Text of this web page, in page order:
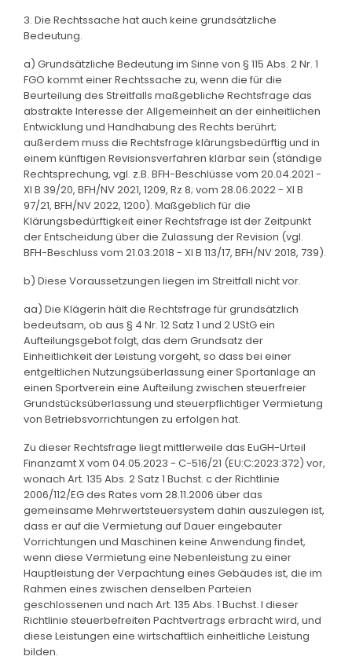
3. Die Rechtssache hat auch keine grundsätzliche
Bedeutung.
a) Grundsätzliche Bedeutung im Sinne von § 115 Abs. 2 Nr. 1
FGO kommt einer Rechtssache zu, wenn die für die
Beurteilung des Streitfalls maßgebliche Rechtsfrage das
abstrakte Interesse der Allgemeinheit an der einheitlichen
Entwicklung und Handhabung des Rechts berührt;
außerdem muss die Rechtsfrage klärungsbedürftig und in
einem künftigen Revisionsverfahren klärbar sein (ständige
Rechtsprechung, vgl. z.B. BFH-Beschlüsse vom 20.04.2021 -
XI B 39/20, BFH/NV 2021, 1209, Rz 8; vom 28.06.2022 - XI B
97/21, BFH/NV 2022, 1200). Maßgeblich für die
Klärungsbedürftigkeit einer Rechtsfrage ist der Zeitpunkt
der Entscheidung über die Zulassung der Revision (vgl.
BFH-Beschluss vom 21.03.2018 - XI B 113/17, BFH/NV 2018, 739).
b) Diese Voraussetzungen liegen im Streitfall nicht vor.
aa) Die Klägerin hält die Rechtsfrage für grundsätzlich
bedeutsam, ob aus § 4 Nr. 12 Satz 1 und 2 UStG ein
Aufteilungsgebot folgt, das dem Grundsatz der
Einheitlichkeit der Leistung vorgeht, so dass bei einer
entgeltlichen Nutzungsüberlassung einer Sportanlage an
einen Sportverein eine Aufteilung zwischen steuerfreier
Grundstücksüberlassung und steuerpflichtiger Vermietung
von Betriebsvorrichtungen zu erfolgen hat.
Zu dieser Rechtsfrage liegt mittlerweile das EuGH-Urteil
Finanzamt X vom 04.05.2023 - C-516/21 (EU:C:2023:372) vor,
wonach Art. 135 Abs. 2 Satz 1 Buchst. c der Richtlinie
2006/112/EG des Rates vom 28.11.2006 über das
gemeinsame Mehrwertsteuersystem dahin auszulegen ist,
dass er auf die Vermietung auf Dauer eingebauter
Vorrichtungen und Maschinen keine Anwendung findet,
wenn diese Vermietung eine Nebenleistung zu einer
Hauptleistung der Verpachtung eines Gebäudes ist, die im
Rahmen eines zwischen denselben Parteien
geschlossenen und nach Art. 135 Abs. 1 Buchst. l dieser
Richtlinie steuerbefreiten Pachtvertrags erbracht wird, und
diese Leistungen eine wirtschaftlich einheitliche Leistung
bilden.